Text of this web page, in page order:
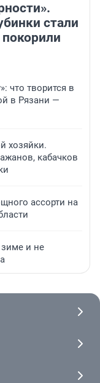
стали
что творится в
в Рязани —
хозяйки.
кабачков
ассорти на
зиме и не